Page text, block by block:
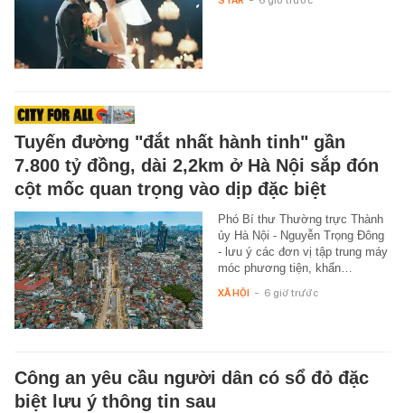
Tuyến đường "đắt nhất hành tinh" gần
7.800 tỷ đồng, dài 2,2km ở Hà Nội sắp đón
cột mốc quan trọng vào dịp đặc biệt
Phó Bí thư Thường trực Thành
ủy Hà Nội - Nguyễn Trọng Đông
- lưu ý các đơn vị tập trung máy
móc phương tiện, khẩn…
XÃ HỘI - 6 giờ trước
Công an yêu cầu người dân có sổ đỏ đặc
biệt lưu ý thông tin sau